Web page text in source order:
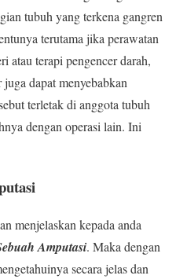
tubuh yang terkena gangren
terutama jika perawatan
atau terapi pengencer darah,
dapat menyebabkan
terletak di anggota tubuh
dengan operasi lain. Ini
menjelaskan kepada anda
Amputasi. Maka dengan
secara jelas dan